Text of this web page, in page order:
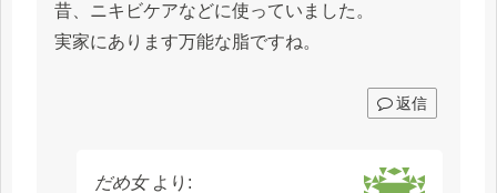
昔、ニキビケアなどに使っていました。
実家にあります万能な脂ですね。
返信
だめ女 より: